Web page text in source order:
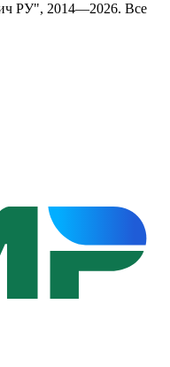
РУ", 2014—2026. Все